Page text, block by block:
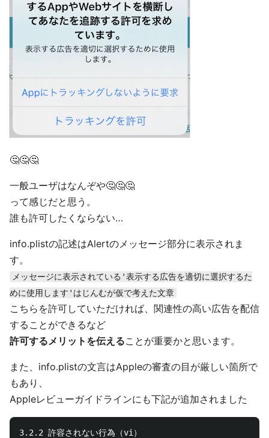
🤔🤔🤔
一般ユーザはなんぞや🤔🤔🤔
って感じだと思う。
誰も許可したくならない…
info.plistの記述はAlertのメッセージ部分に表示されま
す。
メッセージに表示されている'表示する広告を適切に選択するた
めに使用します'はじんむが仮で考えた文章
こちらを許可していただければ、関連性の高い広告を配信
することができるなど
許可するメリットを伝えることが重要かと思います。
また、info.plistの文言はAppleの審査の目が厳しい箇所で
もあり、
Appleレビューガイドラインにも下記が追加されました
3.2.2 許容されない行為（vi）